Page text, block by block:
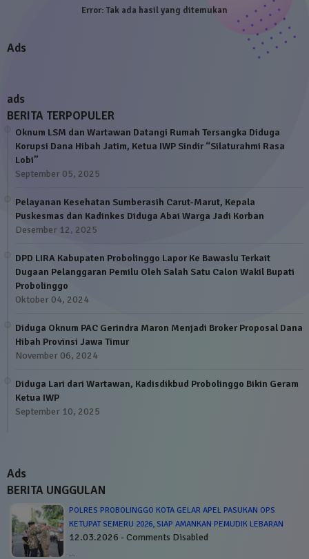
Error:Tak ada hasil yang ditemukan
Ads
ads
BERITA TERPOPULER
Oknum LSM dan Wartawan Datangi Rumah Tersangka Diduga
Korupsi Dana Hibah Jatim, Ketua IWP Sindir “Silaturahmi Rasa
Lobi”
September 05, 2025
Pelayanan Kesehatan Sumberasih Carut-Marut, Kepala
Puskesmas dan Kadinkes Diduga Abai Warga Jadi Korban
Desember 12, 2025
DPD LIRA Kabupaten Probolinggo Lapor Ke Bawaslu Terkait
Dugaan Pelanggaran Pemilu Oleh Salah Satu Calon Wakil Bupati
Probolinggo
Oktober 04, 2024
Diduga Oknum PAC Gerindra Maron Menjadi Broker Proposal Dana
Hibah Provinsi Jawa Timur
November 06, 2024
Diduga Lari dari Wartawan, Kadisdikbud Probolinggo Bikin Geram
Ketua IWP
September 10, 2025
Ads
BERITA UNGGULAN
POLRES PROBOLINGGO KOTA GELAR APEL PASUKAN OPS
KETUPAT SEMERU 2026, SIAP AMANKAN PEMUDIK LEBARAN
12.03.2026 - Comments Disabled
…